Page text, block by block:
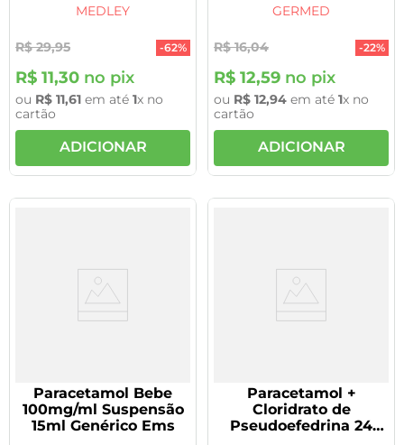
MEDLEY
R$ 29,95 -62%
R$ 11,30 no pix
ou R$ 11,61 em até 1x no
cartão
ADICIONAR
comprimidos
GERMED
R$ 16,04 -22%
R$ 12,59 no pix
ou R$ 12,94 em até 1x no
cartão
ADICIONAR
Paracetamol Bebe
100mg/ml Suspensão
15ml Genérico Ems
Paracetamol +
Cloridrato de
Pseudoefedrina 24